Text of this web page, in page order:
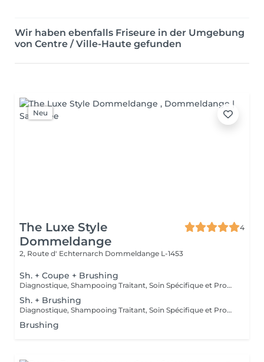
Wir haben ebenfalls Friseure in der Umgebung
von Centre / Ville-Haute gefunden
Neu
The Luxe Style
Dommeldange
4
2, Route d' Echternarch Dommeldange L-1453
Sh. + Coupe + Brushing
Diagnostique, Shampooing Traitant, Soin Spécifique et Produits Coiffants inclus
Sh. + Brushing
Diagnostique, Shampooing Traitant, Soin Spécifique et Produits Coiffants inclus
Brushing